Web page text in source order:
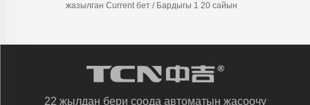
жазылган Current бет / Бардыгы 1 20 сайын
22 жылдан бери соода автоматын жасоочу